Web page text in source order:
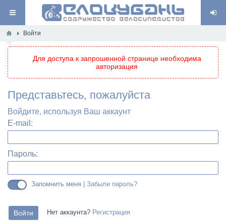
Войти
Для доступа к запрошенной странице необходима
авторизация
Представьтесь, пожалуйста
Войдите, используя Ваш аккаунт
E-mail:
Пароль:
Запомнить меня | Забыли пароль?
Нет аккаунта? Регистрация